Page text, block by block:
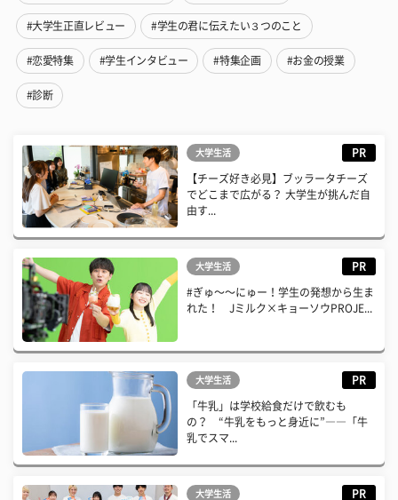
#大学生正直レビュー #学生の君に伝えたい３つのこと
#恋愛特集 #学生インタビュー #特集企画 #お金の授業
#診断
大学生活 PR
【チーズ好き必見】ブッラータチーズ
でどこまで広がる？ 大学生が挑んだ自
由す...
大学生活 PR
#ぎゅ〜〜にゅー！学生の発想から生ま
れた！ Jミルク×キョーソウPROJE...
大学生活 PR
「牛乳」は学校給食だけで飲むも
の？ “牛乳をもっと身近に”――「牛
乳でスマ...
大学生活 PR